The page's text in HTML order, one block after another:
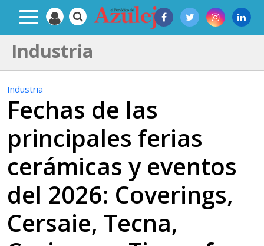
Industria
Industria
Fechas de las
principales ferias
cerámicas y eventos
del 2026: Coverings,
Cersaie, Tecna,